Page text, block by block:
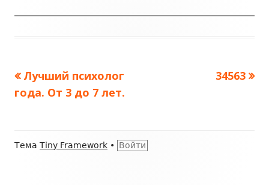
Навигация
Предыдущая
запись:
Лучший психолог
года. От 3 до 7 лет.
34563
Содержимое
Тема Tiny Framework • Войти